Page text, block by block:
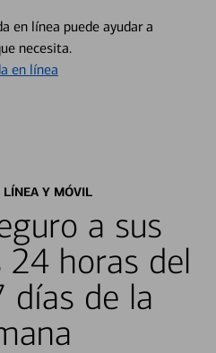
en línea puede ayudar a
necesita.
en línea
LÍNEA Y MÓVIL
a sus
24 horas del
días de la